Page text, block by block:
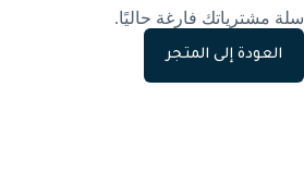
سلة مشترياتك فارغة حاليًا.
العودة إلى المتجر